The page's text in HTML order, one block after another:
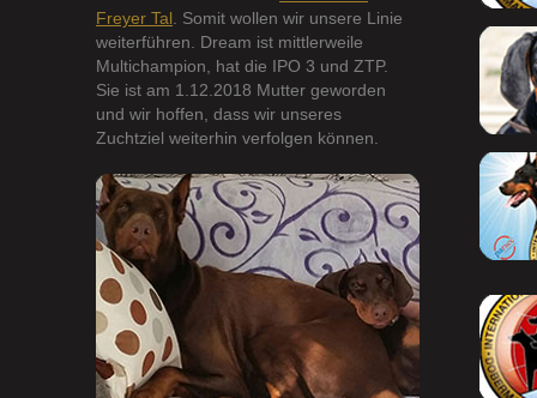
Freyer Tal . Somit wollen wir unsere Linie
weiterführen. Dream ist mittlerweile
Multichampion, hat die IPO 3 und ZTP.
Sie ist am 1.12.2018 Mutter geworden
und wir hoffen, dass wir unseres
Zuchtziel weiterhin verfolgen können.